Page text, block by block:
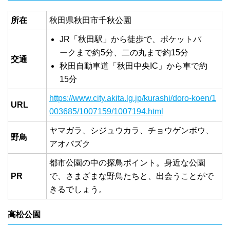
所在 秋田県秋田市千秋公園
交通
JR「秋田駅」から徒歩で、ポケットパ
ークまで約5分、二の丸まで約15分
秋田自動車道「秋田中央IC」から車で約
15分
URL
https://www.city.akita.lg.jp/kurashi/doro-koen/1
003685/1007159/1007194.html
野鳥
ヤマガラ、シジュウカラ、チョウゲンボウ、
アオバズク
PR
都市公園の中の探鳥ポイント。身近な公園
で、さまざまな野鳥たちと、出会うことがで
きるでしょう。
高松公園